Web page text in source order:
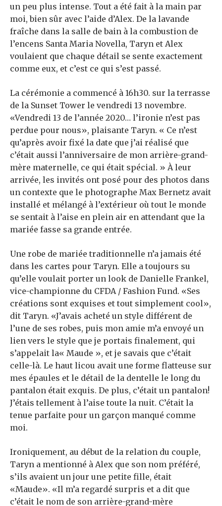
un peu plus intense. Tout a été fait à la main par
moi, bien sûr avec l’aide d’Alex. De la lavande
fraîche dans la salle de bain à la combustion de
l’encens Santa Maria Novella, Taryn et Alex
voulaient que chaque détail se sente exactement
comme eux, et c’est ce qui s’est passé.
La cérémonie a commencé à 16h30. sur la terrasse
de la Sunset Tower le vendredi 13 novembre.
«Vendredi 13 de l’année 2020… l’ironie n’est pas
perdue pour nous», plaisante Taryn. « Ce n’est
qu’après avoir fixé la date que j’ai réalisé que
c’était aussi l’anniversaire de mon arrière-grand-
mère maternelle, ce qui était spécial. » À leur
arrivée, les invités ont posé pour des photos dans
un contexte que le photographe Max Bernetz avait
installé et mélangé à l’extérieur où tout le monde
se sentait à l’aise en plein air en attendant que la
mariée fasse sa grande entrée.
Une robe de mariée traditionnelle n’a jamais été
dans les cartes pour Taryn. Elle a toujours su
qu’elle voulait porter un look de Danielle Frankel,
vice-championne du CFDA / Fashion Fund. «Ses
créations sont exquises et tout simplement cool»,
dit Taryn. «J’avais acheté un style différent de
l’une de ses robes, puis mon amie m’a envoyé un
lien vers le style que je portais finalement, qui
s’appelait la« Maude », et je savais que c’était
celle-là. Le haut licou avait une forme flatteuse sur
mes épaules et le détail de la dentelle le long du
pantalon était exquis. De plus, c’était un pantalon!
J’étais tellement à l’aise toute la nuit. C’était la
tenue parfaite pour un garçon manqué comme
moi.
Ironiquement, au début de la relation du couple,
Taryn a mentionné à Alex que son nom préféré,
s’ils avaient un jour une petite fille, était
«Maude». «Il m’a regardé surpris et a dit que
c’était le nom de son arrière-grand-mère